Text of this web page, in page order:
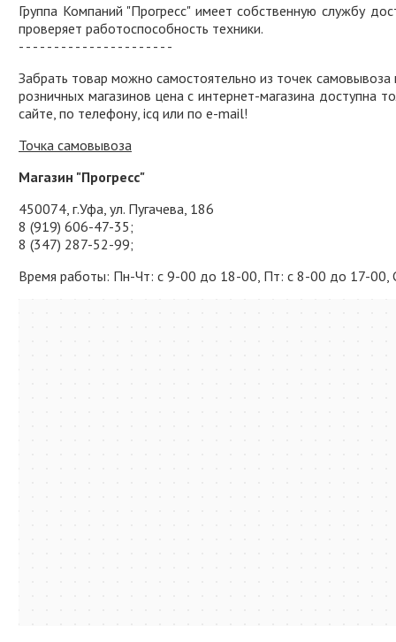
Группа Компаний "Прогресс" имеет собственную службу
проверяет работоспособность техники.
- - - - - - - - - - - - - - - - - - - - - -
Забрать товар можно самостоятельно из точек
розничных магазинов цена с интернет-магазина доступна
сайте, по телефону, icq или по e-mail!
Точка самовывоза
Магазин "Прогресс"
450074, г.Уфа, ул. Пугачева, 186
8 (919) 606-47-35;
8 (347) 287-52-99;
Время работы: Пн-Чт: с 9-00 до 18-00, Пт: с 8-00 до 17-00,